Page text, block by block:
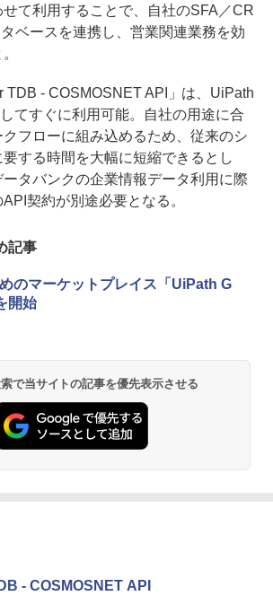
て利用することで、自社のSFA／CR
ベースを連携し、営業関連業務を効
- COSMOSNET API」は、UiPath
てすぐに利用可能。自社の用途に合
フローに組み込めるため、従来のシ
する時間を大幅に短縮できるとし
タバンクの企業情報データ利用に際
契約が別途必要となる。
記事
のマーケットプレイス「UiPath G
開始
で当サイトの記事を優先表示させる
- COSMOSNET API